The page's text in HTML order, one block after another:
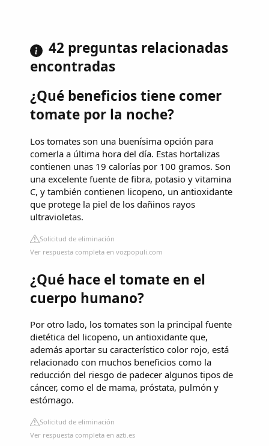
42 preguntas relacionadas
encontradas
¿Qué beneficios tiene comer
tomate por la noche?
Los tomates son una buenísima opción para
comerla a última hora del día. Estas hortalizas
contienen unas 19 calorías por 100 gramos. Son
una excelente fuente de fibra, potasio y vitamina
C, y también contienen licopeno, un antioxidante
que protege la piel de los dañinos rayos
ultravioletas.
Solicitud de eliminación
Ver respuesta completa en vozpopuli.com
¿Qué hace el tomate en el
cuerpo humano?
Por otro lado, los tomates son la principal fuente
dietética del licopeno, un antioxidante que,
además aportar su característico color rojo, está
relacionado con muchos beneficios como la
reducción del riesgo de padecer algunos tipos de
cáncer, como el de mama, próstata, pulmón y
estómago.
Solicitud de eliminación
Ver respuesta completa en azti.es